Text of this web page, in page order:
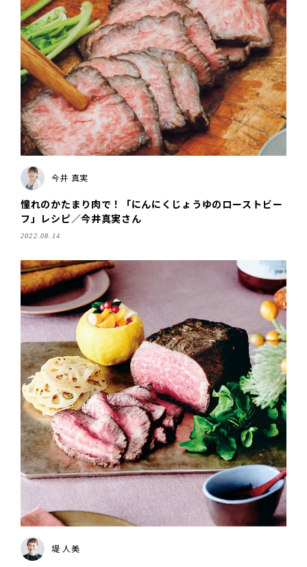
今井 真実
憧れのかたまり肉で！「にんにくじょうゆのローストビー
フ」レシピ／今井真実さん
2022.08.14
堤 人美